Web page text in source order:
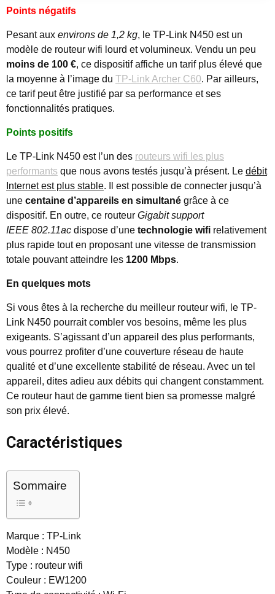
Points négatifs
Pesant aux environs de 1,2 kg, le TP-Link N450 est un
modèle de routeur wifi lourd et volumineux. Vendu un peu
moins de 100 €, ce dispositif affiche un tarif plus élevé que
la moyenne à l’image du TP-Link Archer C60. Par ailleurs,
ce tarif peut être justifié par sa performance et ses
fonctionnalités pratiques.
Points positifs
Le TP-Link N450 est l’un des routeurs wifi les plus
performants que nous avons testés jusqu’à présent. Le débit
Internet est plus stable. Il est possible de connecter jusqu’à
une centaine d’appareils en simultané grâce à ce
dispositif. En outre, ce routeur Gigabit support
IEEE 802.11ac dispose d’une technologie wifi relativement
plus rapide tout en proposant une vitesse de transmission
totale pouvant atteindre les 1200 Mbps.
En quelques mots
Si vous êtes à la recherche du meilleur routeur wifi, le TP-
Link N450 pourrait combler vos besoins, même les plus
exigeants. S’agissant d’un appareil des plus performants,
vous pourrez profiter d’une couverture réseau de haute
qualité et d’une excellente stabilité de réseau. Avec un tel
appareil, dites adieu aux débits qui changent constamment.
Ce routeur haut de gamme tient bien sa promesse malgré
son prix élevé.
Caractéristiques
Sommaire
Marque : TP-Link
Modèle : N450
Type : routeur wifi
Couleur : EW1200